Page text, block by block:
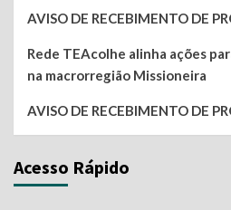
AVISO DE RECEBIMENTO DE
Rede TEAcolhe alinha ações
na macrorregião Missioneira
AVISO DE RECEBIMENTO DE
Acesso Rápido